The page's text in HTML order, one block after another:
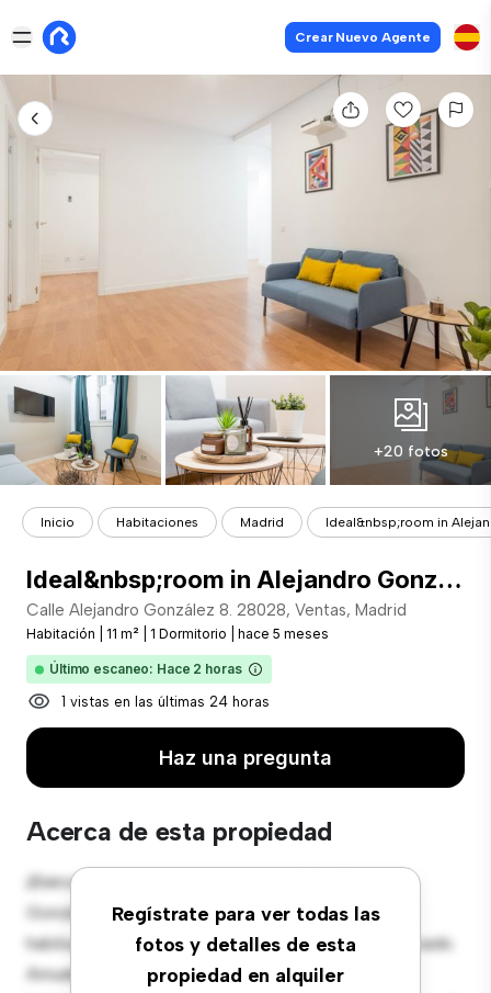
Crear Nuevo Agente
+20 fotos
Inicio Habitaciones Madrid Ideal&nbsp;room in
Ideal&nbsp;room in Alejandro González, Madrid
Calle Alejandro González 8. 28028, Ventas, Madrid
Habitación 11 m² 1 Dormitorio hace 5 meses
Último escaneo: Hace 2 horas
1 vistas en las últimas 24 horas
Haz una pregunta
Acerca de esta propiedad
Regístrate para ver todas las
fotos y detalles de esta
propiedad en alquiler
¡Bienvenido a tu nueva estancia en Calle Alejandro
González 8. 28028, Ventas, Madrid! Esta cómoda
habitación ofrece un espacio de vida pacífico y privado.
Amueblada con lo esencial para tu disfrute, esta